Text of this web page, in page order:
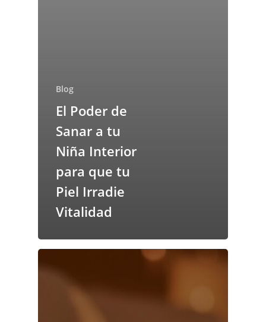
Blog
El Poder de
Sanar a tu
Niña Interior
para que tu
Piel Irradie
Vitalidad